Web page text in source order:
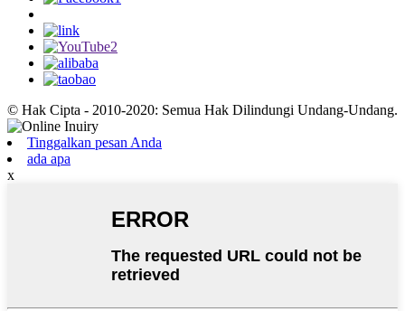
© Hak Cipta - 2010-2020: Semua Hak Dilindungi Undang-Undang.
Tinggalkan pesan Anda
ada apa
x